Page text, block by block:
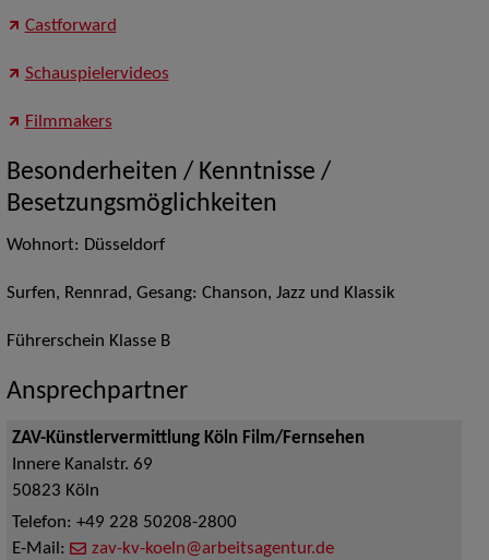
Castforward
Schauspielervideos
Filmmakers
Besonderheiten / Kenntnisse /
Besetzungsmöglichkeiten
Wohnort: Düsseldorf
Surfen, Rennrad, Gesang: Chanson, Jazz und Klassik
Führerschein Klasse B
Ansprechpartner
ZAV-Künstlervermittlung Köln Film/Fernsehen
Innere Kanalstr. 69
50823 Köln
Telefon: +49 228 50208-2800
E-Mail:
zav-kv-koeln@arbeitsagentur.de